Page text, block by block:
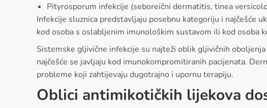
Pityrosporum infekcije (seboreični dermatitis, tinea
Infekcije sluznica predstavljaju posebnu kategoriju i najčešće
kod osoba s oslabljenim imunološkim sustavom ili kod osoba
Sistemske gljivične infekcije su najteži oblik gljivičnih
najčešće se javljaju kod imunokompromitiranih pacijenata.
probleme koji zahtijevaju dugotrajno i upornu terapiju.
Oblici antimikotičkih lijekova